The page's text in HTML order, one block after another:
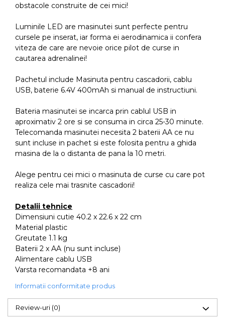
obstacole construite de cei mici!
Luminile LED are masinutei sunt perfecte pentru
cursele pe inserat, iar forma ei aerodinamica ii confera
viteza de care are nevoie orice pilot de curse in
cautarea adrenalinei!
Pachetul include Masinuta pentru cascadorii, cablu
USB, baterie 6.4V 400mAh si manual de instructiuni.
Bateria masinutei se incarca prin cablul USB in
aproximativ 2 ore si se consuma in circa 25-30 minute.
Telecomanda masinutei necesita 2 baterii AA ce nu
sunt incluse in pachet si este folosita pentru a ghida
masina de la o distanta de pana la 10 metri.
Alege pentru cei mici o masinuta de curse cu care pot
realiza cele mai trasnite cascadorii!
Detalii tehnice
Dimensiuni cutie 40.2 x 22.6 x 22 cm
Material plastic
Greutate 1.1 kg
Baterii 2 x AA (nu sunt incluse)
Alimentare cablu USB
Varsta recomandata +8 ani
Informatii conformitate produs
Review-uri (0)